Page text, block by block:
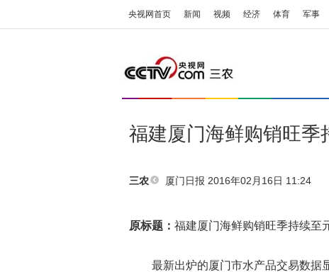
央视网首页 新闻 视频 经济 体育 军事
福建厦门海鲜购销旺季
三农 厦门日报 2016年02月16日 11:24
原标题： 福建厦门海鲜购销旺季持续至
最新出炉的厦门市水产品交易数据